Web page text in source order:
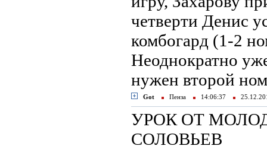
четверти Денис
комбогард (1-2
Неоднократно
нужен второй
Got Пенза 14:06:37
УРОК ОТ
СОЛОВЬЕВ